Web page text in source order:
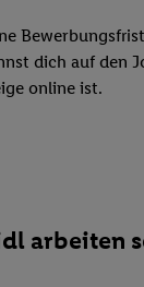
dich auf den
online ist.
arbeiten